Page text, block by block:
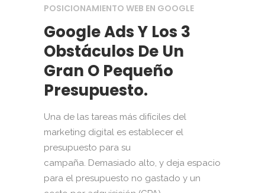
POSICIONAMIENTO WEB EN GOOGLE
Google Ads Y Los 3
Obstáculos De Un
Gran O Pequeño
Presupuesto.
Una de las tareas más difíciles del
marketing digital es establecer el
presupuesto para su
campaña. Demasiado alto, y deja espacio
para el presupuesto no gastado y un